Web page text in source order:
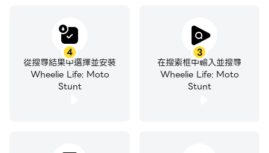
3
在搜索框中輸入並搜尋
Wheelie Life: Moto
Stunt
4
從搜尋結果中選擇並安裝
Wheelie Life: Moto
Stunt